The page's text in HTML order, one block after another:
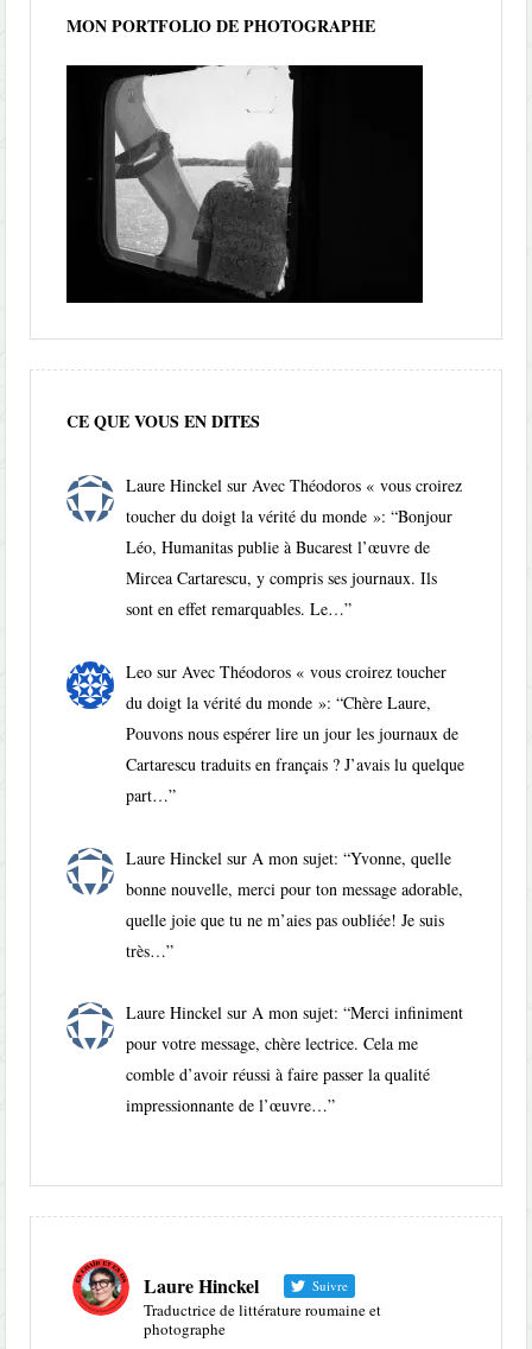
MON PORTFOLIO DE PHOTOGRAPHE
CE QUE VOUS EN DITES
Laure Hinckel surAvec Théodoros « vous croirez
toucher du doigt la vérité du monde »: “Bonjour
Léo, Humanitas publie à Bucarest l’œuvre de
Mircea Cartarescu, y compris ses journaux. Ils
sont en effet remarquables. Le…”
Leo sur Avec Théodoros « vous croirez toucher
du doigt la vérité du monde »: “Chère Laure,
Pouvons nous espérer lire un jour les journaux de
Cartarescu traduits en français ? J’avais lu quelque
part…”
Laure Hinckel sur A mon sujet: “Yvonne, quelle
bonne nouvelle, merci pour ton message adorable,
quelle joie que tu ne m’aies pas oubliée! Je suis
très…”
Laure Hinckel surA mon sujet: “Merci infiniment
pour votre message, chère lectrice. Cela me
comble d’avoir réussi à faire passer la qualité
impressionnante de l’œuvre…”
Laure Hinckel Suivre
Traductrice de littérature roumaine et
photographe